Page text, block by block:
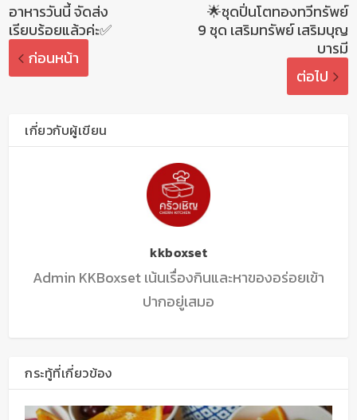
อาหารวันนี้ จัดส่ง
เรียบร้อยแล้วค่ะ✅
ก่อนหน้า
🌟ชุดปิ่นโตทองทวีทรัพย์
9 ชุด เสริมทรัพย์ เสริมบุญ
บารมี
ต่อไป
เกี่ยวกับผู้เขียน
kkboxset
Admin KKBoxset เน้นเรื่องกินและหาของอร่อยเข้า
ปากอยู่เสมอ
กระทู้ที่เกี่ยวข้อง